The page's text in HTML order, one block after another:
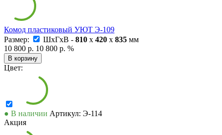
Комод пластиковый УЮТ Э-109
Размер:
ШxГxВ - 810 x 420 x 835 мм
10 800 р. 10 800 р. %
В корзину
Цвет:
● В наличии Артикул: Э-114
Акция